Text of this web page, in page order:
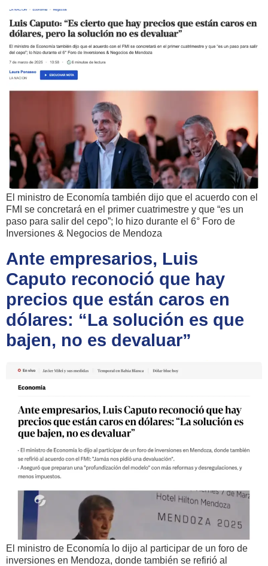
El ministro de Economía también dijo que el acuerdo con el
FMI se concretará en el primer cuatrimestre y que “es un
paso para salir del cepo”; lo hizo durante el 6° Foro de
Inversiones & Negocios de Mendoza
Ante empresarios, Luis
Caputo reconoció que hay
precios que están caros en
dólares: “La solución es que
bajen, no es devaluar”
El ministro de Economía lo dijo al participar de un foro de
inversiones en Mendoza, donde también se refirió al